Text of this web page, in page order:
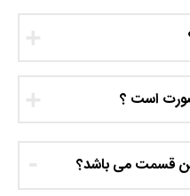
است ؟
قسمت می باشد؟